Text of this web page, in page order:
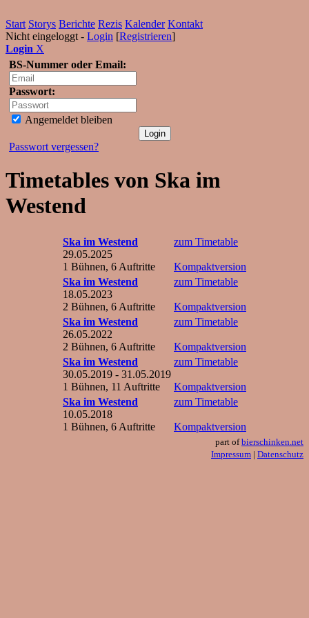
Start Storys Berichte Rezis Kalender Kontakt
Nicht eingeloggt - Login [Registrieren]
Login X
BS-Nummer oder Email:
Passwort:
Angemeldet bleiben
Passwort vergessen?
Timetables von Ska im
Westend
Ska im Westend
29.05.2025
1 Bühnen, 6 Auftritte
zum Timetable
Kompaktversion
Ska im Westend
18.05.2023
2 Bühnen, 6 Auftritte
zum Timetable
Kompaktversion
Ska im Westend
26.05.2022
2 Bühnen, 6 Auftritte
zum Timetable
Kompaktversion
Ska im Westend
30.05.2019 - 31.05.2019
1 Bühnen, 11 Auftritte
zum Timetable
Kompaktversion
Ska im Westend
10.05.2018
1 Bühnen, 6 Auftritte
zum Timetable
Kompaktversion
part ofbierschinken.net
Impressum | Datenschutz